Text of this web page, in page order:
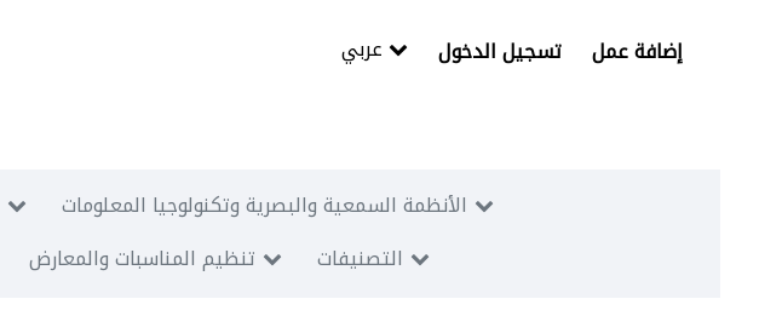
تسجيل الدخول إضافة عمل
الأنظمة السمعية والبصرية وتكنولوجيا المعلومات
تنظيم المناسبات والمعارض التصنيفات